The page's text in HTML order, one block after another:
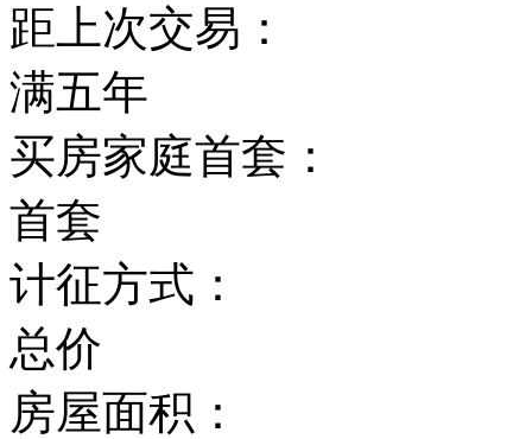
距上次交易：
满五年
买房家庭首套：
首套
计征方式：
总价
房屋面积：